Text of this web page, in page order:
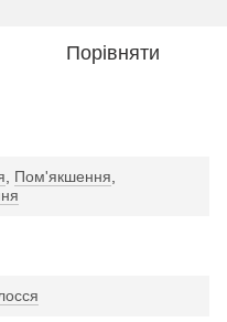
Порівняти
, Пом'якшення,